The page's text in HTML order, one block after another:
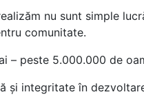
nu sunt simple
comunitate.
– peste 5.000.000 de
și integritate în